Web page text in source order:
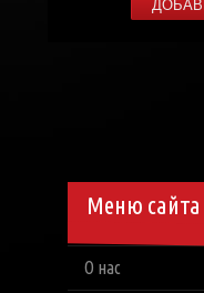
Меню сайта
О нас